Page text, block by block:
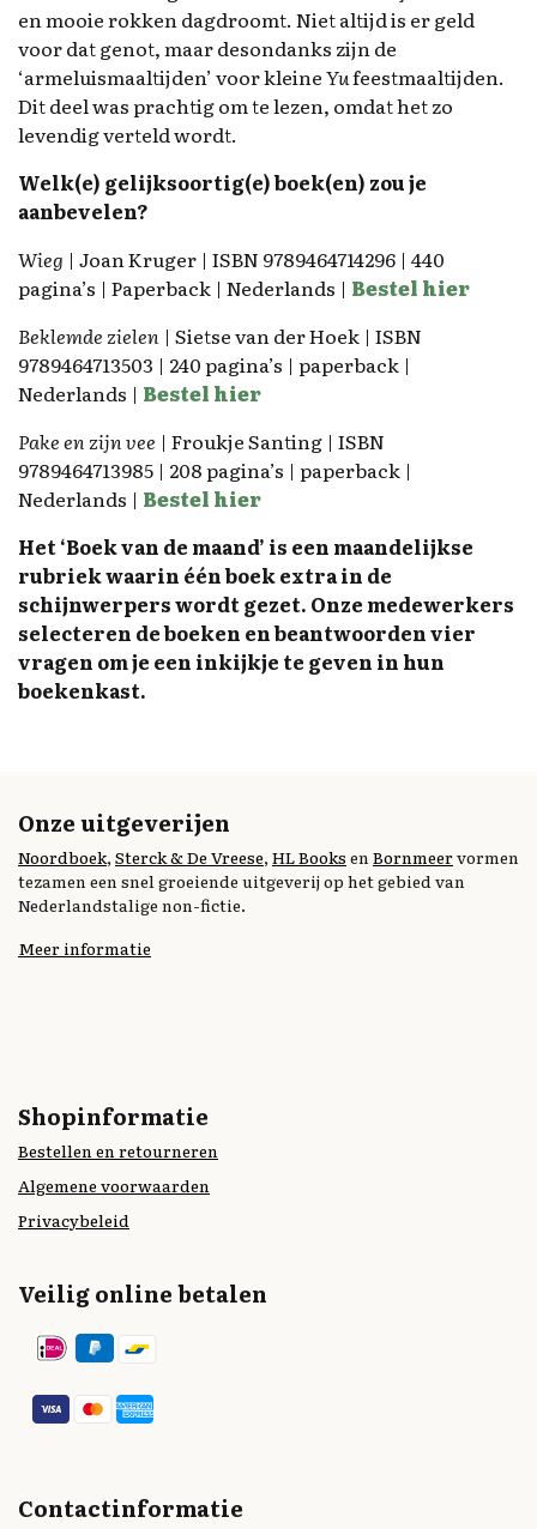
en mooie rokken dagdroomt. Niet altijd is er geld
voor dat genot, maar desondanks zijn de
‘armeluismaaltijden’ voor kleineYufeestmaaltijden.
Dit deel was prachtig om te lezen, omdat het zo
levendig verteld wordt.
Welk(e) gelijksoortig(e) boek(en) zou je
aanbevelen?
Wieg | Joan Kruger | ISBN 9789464714296 | 440
pagina’s | Paperback | Nederlands | Bestel hier
Beklemde zielen | Sietse van der Hoek | ISBN
9789464713503 | 240 pagina’s | paperback |
Nederlands | Bestel hier
Pake en zijn vee | Froukje Santing | ISBN
9789464713985 | 208 pagina’s | paperback |
Nederlands | Bestel hier
Het ‘Boek van de maand’ is een maandelijkse
rubriek waarin één boek extra in de
schijnwerpers wordt gezet. Onze medewerkers
selecteren de boeken en beantwoorden vier
vragen om je een inkijkje te geven in hun
boekenkast.
Onze uitgeverijen
Noordboek, Sterck & De Vreese, HL Books enBornmeervormen
tezamen een snel groeiende uitgeverij op het gebied van
Nederlandstalige non-fictie.
Meer informatie
Shopinformatie
Bestellen en retourneren
Algemene voorwaarden
Privacybeleid
Veilig online betalen
Contactinformatie